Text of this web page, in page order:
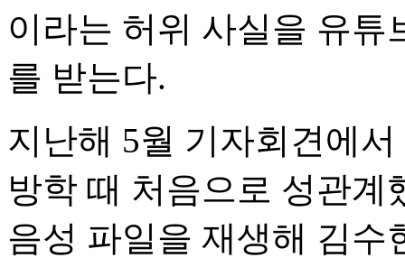
이라는 허위 사실을 유튜
를 받는다.
지난해 5월 기자회견에
방학 때 처음으로 성관
음성 파일을 재생해 김수